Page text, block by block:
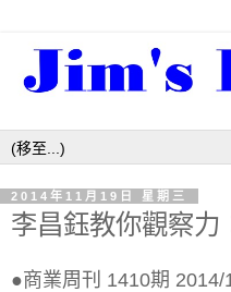
2014年11月19日 星期三
李昌鈺教你觀察力
●商業周刊 1410期 2014/